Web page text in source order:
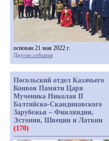
основан 21 мая 2022 г.
Другие события
Посольский отдел Казачьего
Конвоя Памяти Царя
Мученика Николая II
Балтийско-Скандинавского
Зарубежья – Финляндии,
Эстонии, Швеции и Латвии
(170)